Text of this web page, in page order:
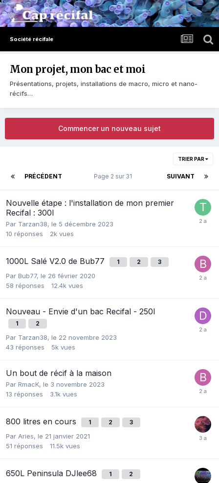
Société récifale
Mon projet, mon bac et moi
Présentations, projets, installations de macro, micro et nano-
récifs…
Commencer un nouveau sujet
TRIER PAR
PRÉCÉDENT SUIVANT
Page 2 sur 31
Nouvelle étape : l'installation de mon premier
Recifal : 300l
Par Tarzan38, le 5 décembre 2023
10 réponses 2k vues
1000L Salé V2.0 de Bub77 1 2 3
Par Bub77, le 26 février 2020
58 réponses 12.4k vues
Nouveau - Envie d'un bac Recifal - 250l
1 2
Par Tarzan38, le 22 novembre 2023
43 réponses 5k vues
Un bout de récif à la maison
Par RmacK, le 3 novembre 2023
13 réponses 3.1k vues
800 litres en cours 1 2 3
Par Aries, le 21 janvier 2021
51 réponses 11.5k vues
650L Peninsula DJlee68 1 2